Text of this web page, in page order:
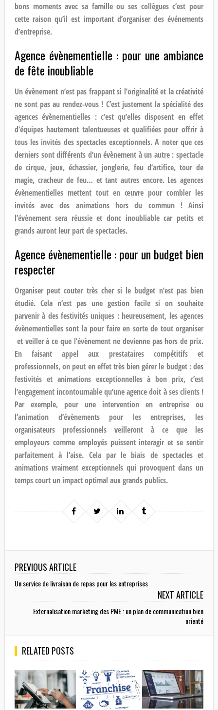
bons moments avec sa famille ou ses collègues c’est pour
cette raison qu’il est important d’organiser des événements
d’entreprise.
Agence évènementielle : pour une ambiance
de fête inoubliable
Un évènement n’est pas frappant si l’originalité et la créativité
ne sont pas au rendez-vous ! C’est justement la spécialité des
agences évènementielles : c’est qu’elles disposent en effet
d’équipes hautement talentueuses et qualifiées pour offrir à
tous les invités des spectacles exceptionnels. A noter que ces
derniers sont différents d’un évènement à un autre : spectacle
de cirque, jeux, échassier, jonglerie, feu d’artifice, tour de
magie, cracheur de feu… et tant autres encore. Les agences
évènementielles mettent tout en œuvre pour combler les
invités avec des animations hors du commun ! Ainsi
l’évènement sera réussie et donc inoubliable car petits et
grands auront leur part de spectacles.
Agence évènementielle : pour un budget bien
respecter
Organiser peut couter très cher si le budget n’est pas bien
étudié. Cela n’est pas une gestion facile si on souhaite
parvenir à des festivités uniques : heureusement, les agences
évènementielles sont la pour faire en sorte de tout organiser
et veiller à ce que l’évènement ne devienne pas hors de prix.
En faisant appel aux prestataires compétitifs et
professionnels, on peut en effet très bien gérer le budget : des
festivités et animations exceptionnelles à bon prix, c’est
l’engagement incontournable qu’une agence doit à ses clients !
Par exemple, pour une intervention en entreprise ou
l’animation d’évènements pour les entreprises, les
organisateurs professionnels veilleront à ce que les
employeurs comme employés puissent interagir et se sentir
parfaitement à l’aise. Cela par le biais de spectacles et
animations vraiment exceptionnels qui provoquent dans un
temps court un impact optimal aux grands publics.
PREVIOUS ARTICLE
Un service de livraison de repas pour les entreprises
NEXT ARTICLE
Externalisation marketing des PME : un plan de communication bien
orienté
RELATED POSTS